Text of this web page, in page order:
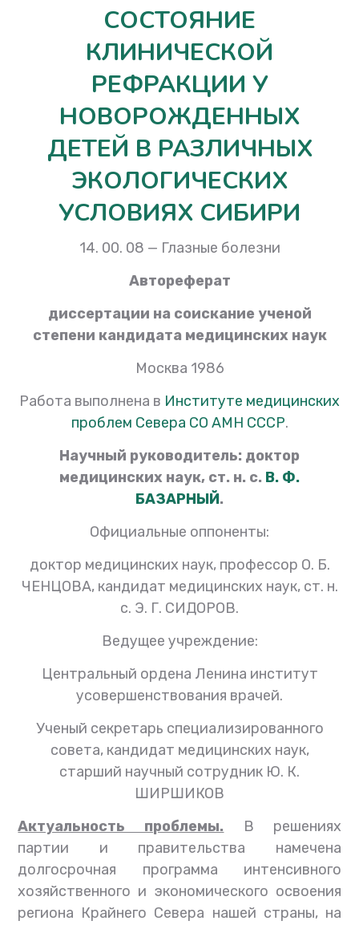
СОСТОЯНИЕ
КЛИНИЧЕСКОЙ
РЕФРАКЦИИ У
НОВОРОЖДЕННЫХ
ДЕТЕЙ В РАЗЛИЧНЫХ
ЭКОЛОГИЧЕСКИХ
УСЛОВИЯХ СИБИРИ
14. 00. 08 — Глазные болезни
Автореферат
диссертации на соискание ученой
степени кандидата медицинских наук
Москва 1986
Работа выполнена в Институте медицинских
проблем Севера СО АМН СССР.
Научный руководитель: доктор
медицинских наук, ст. н. с. В. Ф.
БАЗАРНЫЙ.
Официальные оппоненты:
доктор медицинских наук, профессор О. Б.
ЧЕНЦОВА, кандидат медицинских наук, ст. н.
с. Э. Г. СИДОРОВ.
Ведущее учреждение:
Центральный ордена Ленина институт
усовершенствования врачей.
Ученый секретарь специализированного
совета, кандидат медицинских наук,
старший научный сотрудник Ю. К.
ШИРШИКОВ
Актуальность проблемы. В решениях
партии и правительства намечена
долгосрочная программа интенсивного
хозяйственного и экономического освоения
региона Крайнего Севера нашей страны, на